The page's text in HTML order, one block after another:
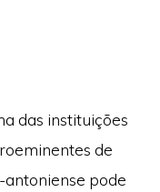
das instituições
de
antoniense pode